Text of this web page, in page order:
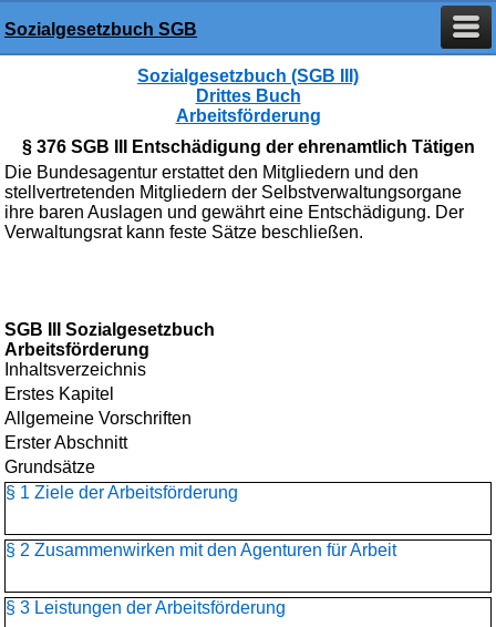
Sozialgesetzbuch SGB
Sozialgesetzbuch (SGB III)
Drittes Buch
Arbeitsförderung
§ 376 SGB III Entschädigung der ehrenamtlich Tätigen
Die Bundesagentur erstattet den Mitgliedern und den
stellvertretenden Mitgliedern der Selbstverwaltungsorgane
ihre baren Auslagen und gewährt eine Entschädigung. Der
Verwaltungsrat kann feste Sätze beschließen.
SGB III Sozialgesetzbuch
Arbeitsförderung
Inhaltsverzeichnis
Erstes Kapitel
Allgemeine Vorschriften
Erster Abschnitt
Grundsätze
§ 1 Ziele der Arbeitsförderung
§ 2 Zusammenwirken mit den Agenturen für Arbeit
§ 3 Leistungen der Arbeitsförderung